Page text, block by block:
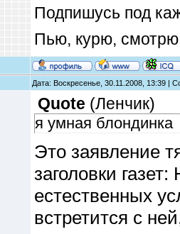
Подпишусь под
Пью, курю, смотрю
Дата: Воскресенье, 30.11.2008, 13:39 |
Quote (Ленчик)
я умная блондинка
Это заявление
заголовки
естественных
встретится с